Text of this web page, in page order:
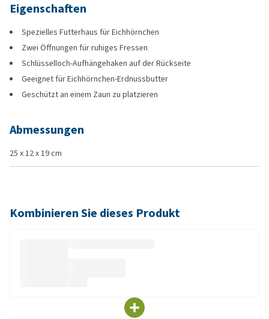
Eigenschaften
Spezielles Futterhaus für Eichhörnchen
Zwei Öffnungen für ruhiges Fressen
Schlüsselloch-Aufhängehaken auf der Rückseite
Geeignet für Eichhörnchen-Erdnussbutter
Geschützt an einem Zaun zu platzieren
Abmessungen
25 x 12 x 19 cm
Kombinieren Sie dieses Produkt